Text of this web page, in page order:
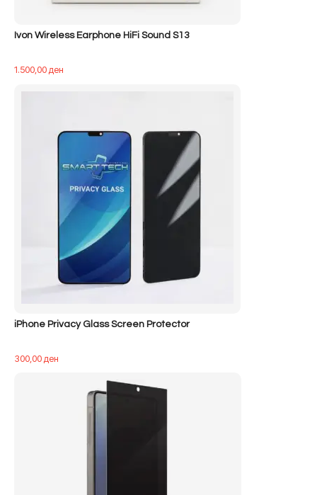
Ivon Wireless Earphone HiFi Sound S13
1.500,00ден
iPhone Privacy Glass Screen Protector
300,00ден